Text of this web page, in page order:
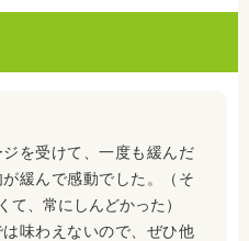
を受けて、一度も緩んだ
緩んで感動でした。（そ
て、常にしんどかった）
味わえないので、ぜひ他